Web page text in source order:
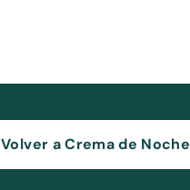
Volver a Crema de Noche